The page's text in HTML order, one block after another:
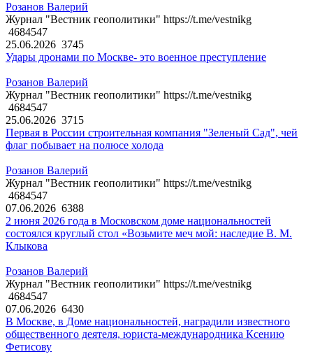
Розанов Валерий
Журнал "Вестник геополитики" https://t.me/vestnikg
4684547
25.06.2026 3745
Удары дронами по Москве- это военное преступление
Розанов Валерий
Журнал "Вестник геополитики" https://t.me/vestnikg
4684547
25.06.2026 3715
Первая в России строительная компания "Зеленый Сад", чей
флаг побывает на полюсе холода
Розанов Валерий
Журнал "Вестник геополитики" https://t.me/vestnikg
4684547
07.06.2026 6388
2 июня 2026 года в Московском доме национальностей
состоялся круглый стол «Возьмите меч мой: наследие В. М.
Клыкова
Розанов Валерий
Журнал "Вестник геополитики" https://t.me/vestnikg
4684547
07.06.2026 6430
В Москве, в Доме национальностей, наградили известного
общественного деятеля, юриста-международника Ксению
Фетисову